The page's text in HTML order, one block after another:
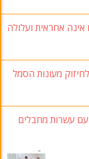
אינה אחראית ועלולה
מעונות הסמל
עשרות מחבלים